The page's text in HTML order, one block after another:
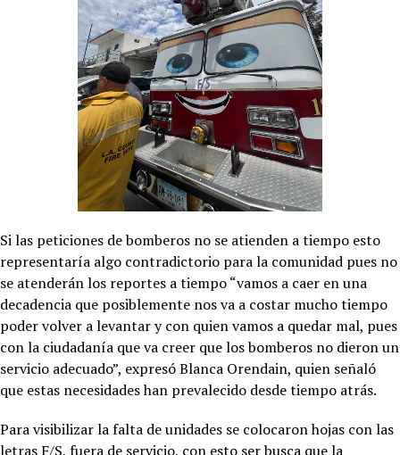
Si las peticiones de bomberos no se atienden a tiempo esto
representaría algo contradictorio para la comunidad pues no
se atenderán los reportes a tiempo “vamos a caer en una
decadencia que posiblemente nos va a costar mucho tiempo
poder volver a levantar y con quien vamos a quedar mal, pues
con la ciudadanía que va creer que los bomberos no dieron un
servicio adecuado”, expresó Blanca Orendain, quien señaló
que estas necesidades han prevalecido desde tiempo atrás.
Para visibilizar la falta de unidades se colocaron hojas con las
letras F/S, fuera de servicio, con esto ser busca que la